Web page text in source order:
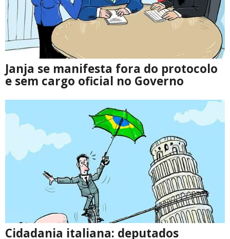
Janja se manifesta fora do protocolo
e sem cargo oficial no Governo
Cidadania italiana: deputados